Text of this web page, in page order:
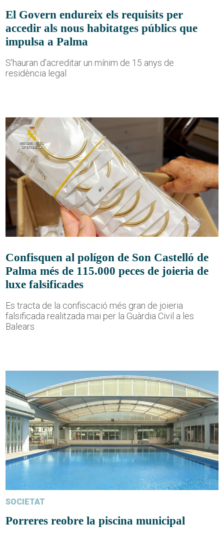
El Govern endureix els requisits per
accedir als nous habitatges públics que
impulsa a Palma
S'hauran d'acreditar un mínim de 15 anys de
residència legal
Confisquen al polígon de Son Castelló de
Palma més de 115.000 peces de joieria de
luxe falsificades
Es tracta de la confiscació més gran de joieria
falsificada realitzada mai per la Guàrdia Civil a les
Balears
SOCIETAT
Porreres reobre la piscina municipal